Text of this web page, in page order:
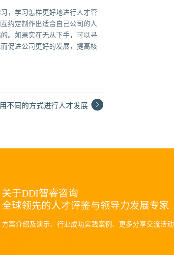
，学习怎样更好地进行人才管
约定制作出适合自己公司的人
。如果实在无从下手，可以寻
促进公司更好的发展，提高核
用不同的方式进行人才发展
关于DDI智睿咨询
全球领先的人才评鉴与领导力发展专家
方案介绍及演示、行业成功实践案例、更多分享交流活动